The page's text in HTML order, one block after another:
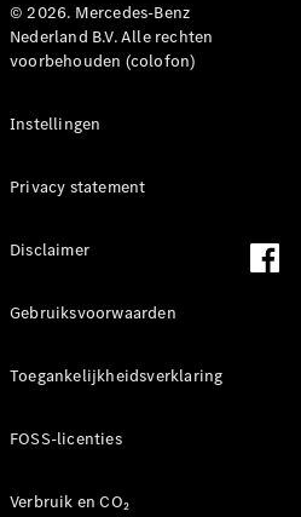
© 2026. Mercedes-Benz
Nederland B.V. Alle rechten
voorbehouden (colofon)
Instellingen
Privacy statement
Disclaimer
Gebruiksvoorwaarden
Toegankelijkheidsverklaring
FOSS-licenties
Verbruik en CO₂